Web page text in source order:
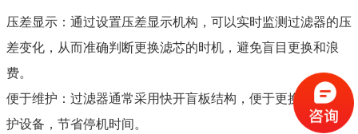
压差显示：通过设置压差显示机构，可以实时监测过滤器的压
差变化，从而准确判断更换滤芯的时机，避免盲目更换和浪
费。
便于维护：过滤器通常采用快开盲板结构，便于更换滤芯或维
护设备，节省停机时间。